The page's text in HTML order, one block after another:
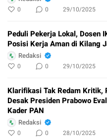
0 0 29/10/2025
Peduli Pekerja Lokal, Dosen
Posisi Kerja Aman di Kilang
Redaksi
0 0 29/10/2025
Klarifikasi Tak Redam Kritik,
Desak Presiden Prabowo
Kader PAN
Redaksi
0 0 28/10/2025